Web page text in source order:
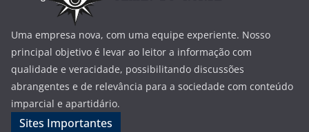
Uma empresa nova, com uma equipe experiente. Nosso
principal objetivo é levar ao leitor a informação com
qualidade e veracidade, possibilitando discussões
abrangentes e de relevância para a sociedade com conteúdo
imparcial e apartidário.
Sites Importantes